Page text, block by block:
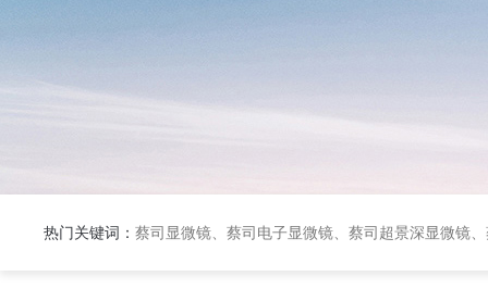
热门关键词： 蔡司显微镜、蔡司电子显微镜、蔡司超景深显微镜